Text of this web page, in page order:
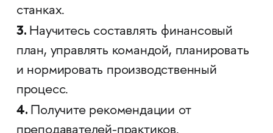
станках.
3. Научитесь составлять финансовый
план, управлять командой, планировать
и нормировать производственный
процесс.
4. Получите рекомендации от